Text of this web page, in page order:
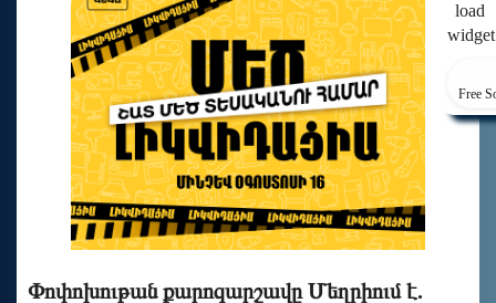
load
Free
Փոփոխութան քարոզարշավը Մեղրիում է.